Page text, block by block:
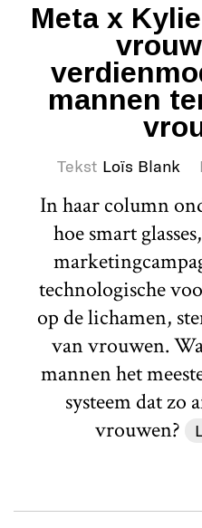
Meta x
mannen
Tekst Loïs Blank
In haar column
hoe smart
technologische
op de lichamen,
van vrouwen.
mannen het
systeem dat zo
vrouwen?